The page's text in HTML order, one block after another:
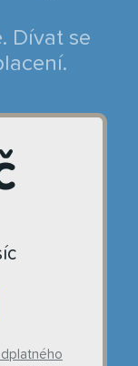
Dívat se